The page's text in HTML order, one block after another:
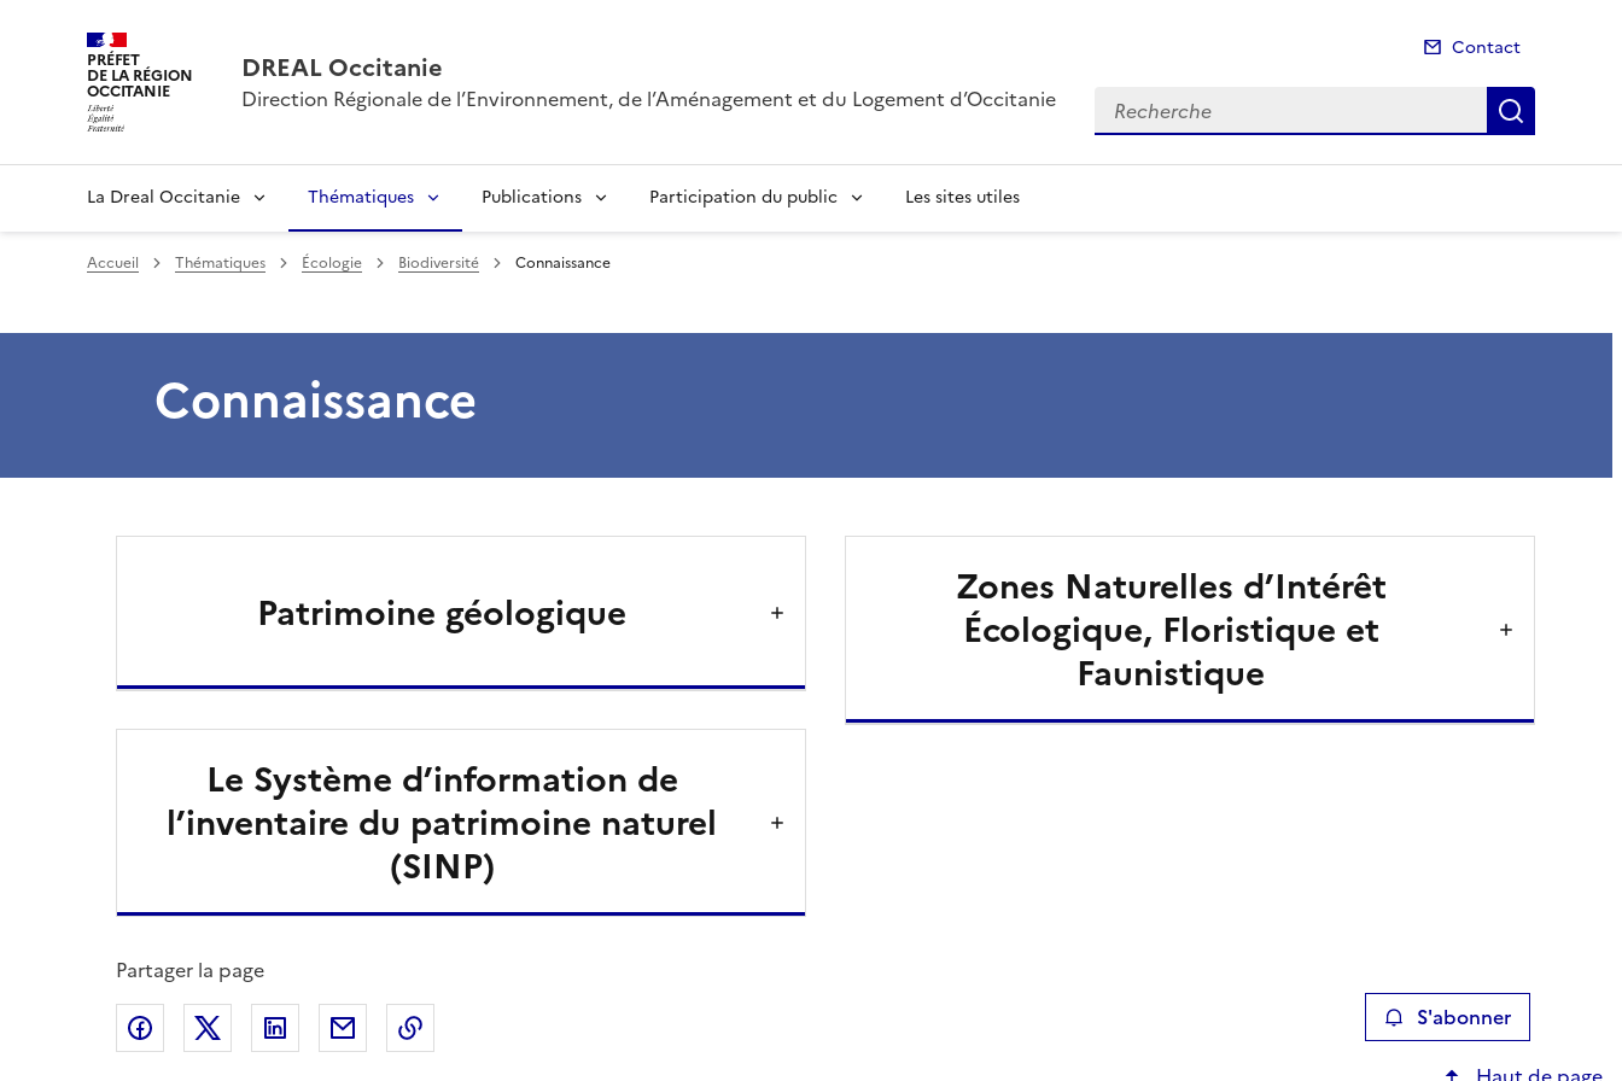
PRÉFET
DE LA RÉGION
OCCITANIE
DREAL Occitanie
Direction Régionale de l’Environnement, de l’Aménagement et du Logement d’Occitanie
Contact
Recherche
La Dreal Occitanie Thématiques Publications Participation du public Les sites utiles
Accueil Thématiques Écologie Biodiversité Connaissance
Connaissance
Patrimoine géologique
Le Système d’information de
l’inventaire du patrimoine naturel
(SINP)
Zones Naturelles d’Intérêt
Écologique, Floristique et
Faunistique
Partager la page
Partager sur Facebook
Partager sur XPartager sur LinkedIn
Partager par email S'abonner